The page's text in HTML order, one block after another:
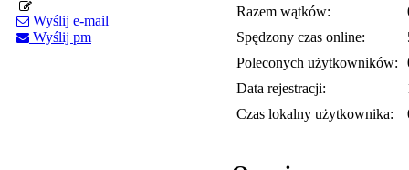
Wyślij e-mail
Wyślij pm
Razem wątków:
Spędzony czas online:
Poleconych użytkowników:
Data rejestracji:
Czas lokalny użytkownika: